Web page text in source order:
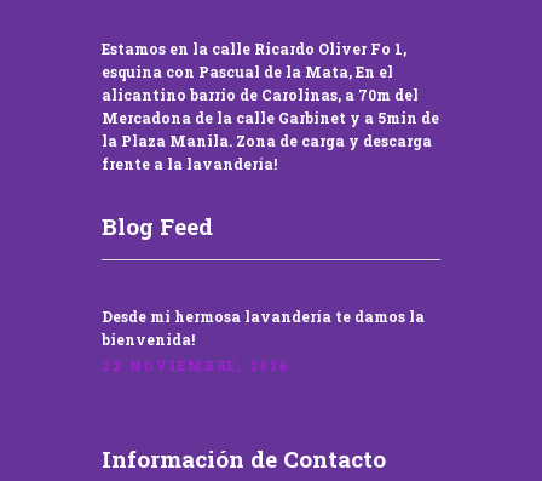
Estamos en la calle Ricardo Oliver Fo 1,
esquina con Pascual de la Mata, En el
alicantino barrio de Carolinas, a 70m del
Mercadona de la calle Garbinet y a 5min de
la Plaza Manila. Zona de carga y descarga
frente a la lavandería!
Blog Feed
Desde mi hermosa lavandería te damos la
bienvenida!
22 NOVIEMBRE, 2016
Información de Contacto